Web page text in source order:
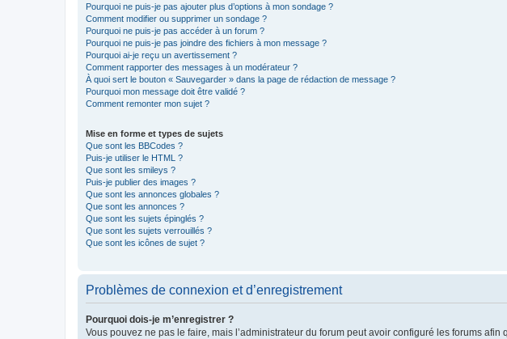
Pourquoi ne puis-je pas ajouter plus d’options à mon sondage ?
Comment modifier ou supprimer un sondage ?
Pourquoi ne puis-je pas accéder à un forum ?
Pourquoi ne puis-je pas joindre des fichiers à mon message ?
Pourquoi ai-je reçu un avertissement ?
Comment rapporter des messages à un modérateur ?
À quoi sert le bouton « Sauvegarder » dans la page de rédaction de message ?
Pourquoi mon message doit être validé ?
Comment remonter mon sujet ?
Mise en forme et types de sujets
Que sont les BBCodes ?
Puis-je utiliser le HTML ?
Que sont les smileys ?
Puis-je publier des images ?
Que sont les annonces globales ?
Que sont les annonces ?
Que sont les sujets épinglés ?
Que sont les sujets verrouillés ?
Que sont les icônes de sujet ?
Problèmes de connexion et d’enregistrement
Pourquoi dois-je m’enregistrer ?
Vous pouvez ne pas le faire, mais l’administrateur du forum peut avoir configuré les forums